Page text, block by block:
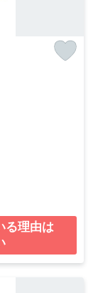
る理由は